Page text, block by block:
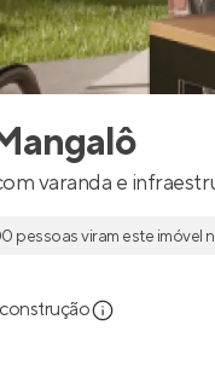
varanda e
pessoas viram este imóvel